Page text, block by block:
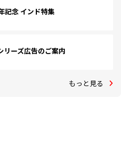
記念 インド特集
リーズ広告のご案内
もっと見る